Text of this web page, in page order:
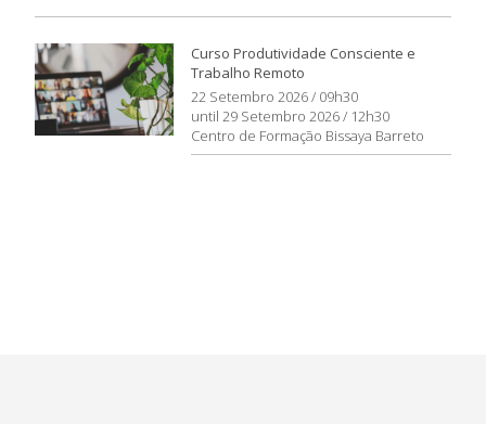
Curso Produtividade Consciente e
Trabalho Remoto
22 Setembro 2026 / 09h30
until 29 Setembro 2026 / 12h30
Centro de Formação Bissaya Barreto